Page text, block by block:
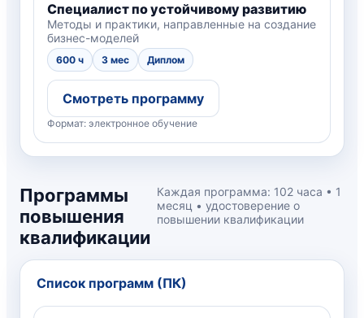
Специалист по устойчивому развитию
Методы и практики, направленные на создание
бизнес-моделей
600 ч 3 мес Диплом
Смотреть программу
Формат: электронное обучение
Программы
повышения
квалификации
Каждая программа: 102 часа • 1
месяц • удостоверение о
повышении квалификации
Список программ (ПК)